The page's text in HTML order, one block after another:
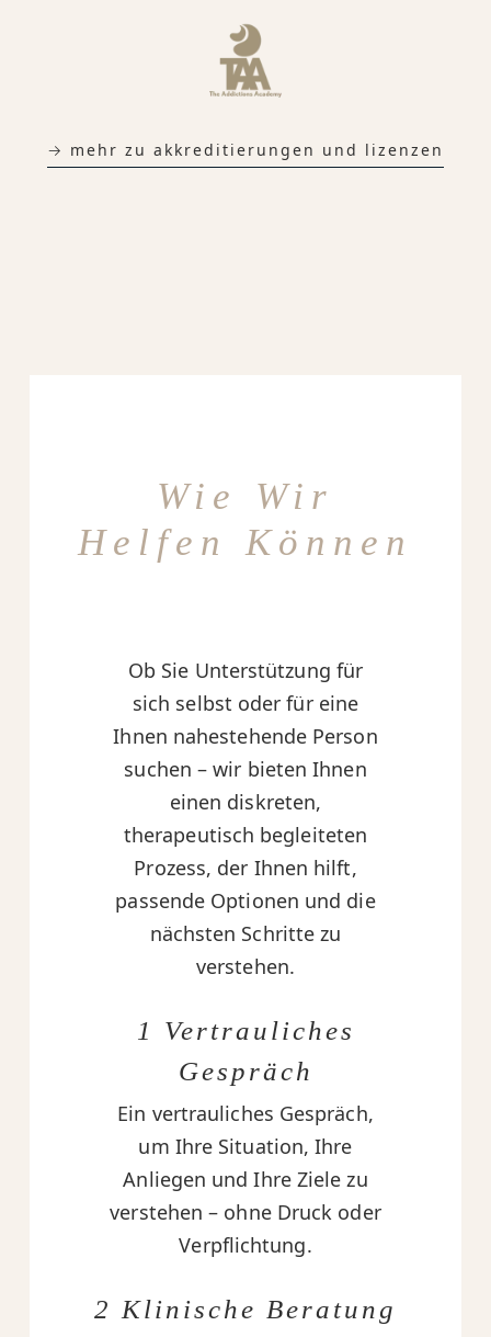
→ mehr zu akkreditierungen und lizenzen
Wie Wir
Helfen Können
Ob Sie Unterstützung für
sich selbst oder für eine
Ihnen nahestehende Person
suchen – wir bieten Ihnen
einen diskreten,
therapeutisch begleiteten
Prozess, der Ihnen hilft,
passende Optionen und die
nächsten Schritte zu
verstehen.
1 Vertrauliches
Gespräch
Ein vertrauliches Gespräch,
um Ihre Situation, Ihre
Anliegen und Ihre Ziele zu
verstehen – ohne Druck oder
Verpflichtung.
2 Klinische Beratung